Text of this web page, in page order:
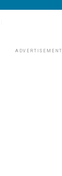
ADVERTISEMENT